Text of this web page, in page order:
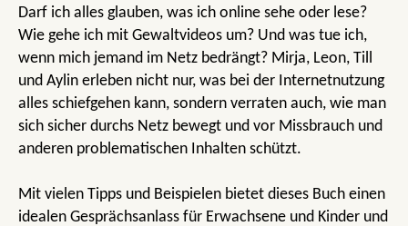
Darf ich alles glauben, was ich online sehe oder lese?
Wie gehe ich mit Gewaltvideos um? Und was tue ich,
wenn mich jemand im Netz bedrängt? Mirja, Leon, Till
und Aylin erleben nicht nur, was bei der Internetnutzung
alles schiefgehen kann, sondern verraten auch, wie man
sich sicher durchs Netz bewegt und vor Missbrauch und
anderen problematischen Inhalten schützt.
Mit vielen Tipps und Beispielen bietet dieses Buch einen
idealen Gesprächsanlass für Erwachsene und Kinder und